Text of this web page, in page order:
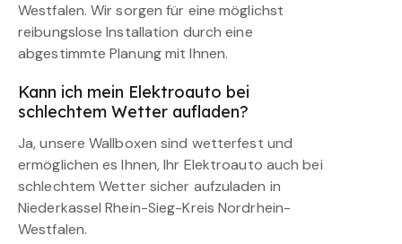
Westfalen. Wir sorgen für eine möglichst
reibungslose Installation durch eine
abgestimmte Planung mit Ihnen.
Kann ich mein Elektroauto bei
schlechtem Wetter aufladen?
Ja, unsere Wallboxen sind wetterfest und
ermöglichen es Ihnen, Ihr Elektroauto auch bei
schlechtem Wetter sicher aufzuladen in
Niederkassel Rhein-Sieg-Kreis Nordrhein-
Westfalen.